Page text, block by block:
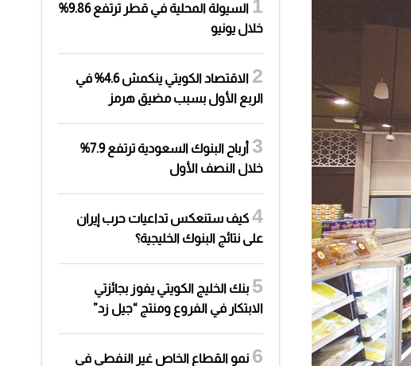
السيولة المحلية في قطر ترتفع 9.86%
خلال يونيو
الاقتصاد الكويتي ينكمش 4.6% في
الربع الأول بسبب مضيق هرمز
أرباح البنوك السعودية ترتفع 7.9%
خلال النصف الأول
كيف ستنعكس تداعيات حرب إيران
على نتائج البنوك الخليجية؟
بنك الخليج الكويتي يفوز بجائزتي
الابتكار في الفروع ومنتج “جيل زد”
نمو القطاع الخاص غير النفطي في